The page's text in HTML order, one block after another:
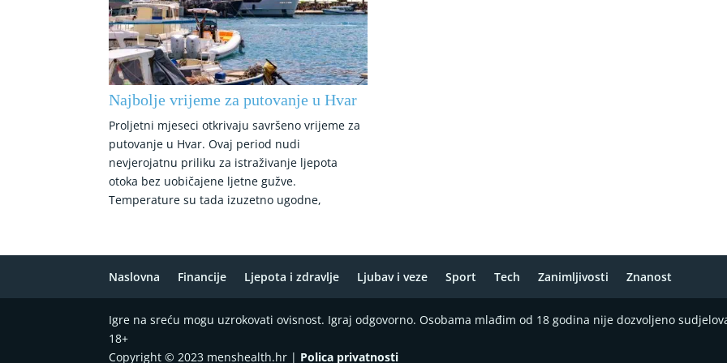
Najbolje vrijeme za putovanje u Hvar
Proljetni mjeseci otkrivaju savršeno vrijeme za
putovanje u Hvar. Ovaj period nudi
nevjerojatnu priliku za istraživanje ljepota
otoka bez uobičajene ljetne gužve.
Temperature su tada izuzetno ugodne,
Naslovna Financije Ljepota i zdravlje Ljubav i veze Sport Tech Zanimljivosti Znanost
Igre na sreću mogu uzrokovati ovisnost. Igraj odgovorno. Osobama mlađim od 18 godina nije dozvoljeno
18+
Copyright © 2023 menshealth.hr | Polica privatnosti